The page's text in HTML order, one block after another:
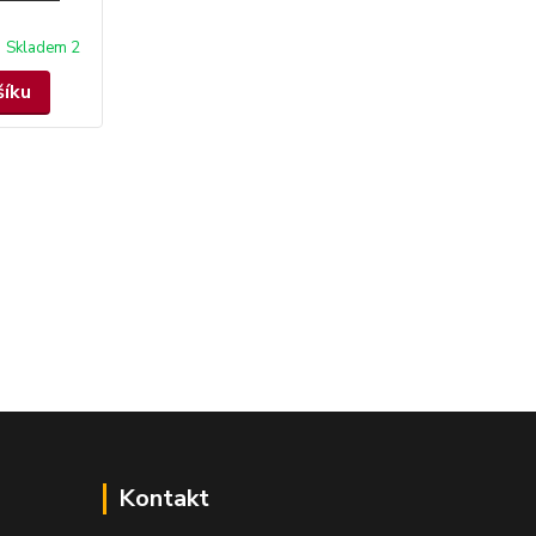
Skladem 2
Kontakt